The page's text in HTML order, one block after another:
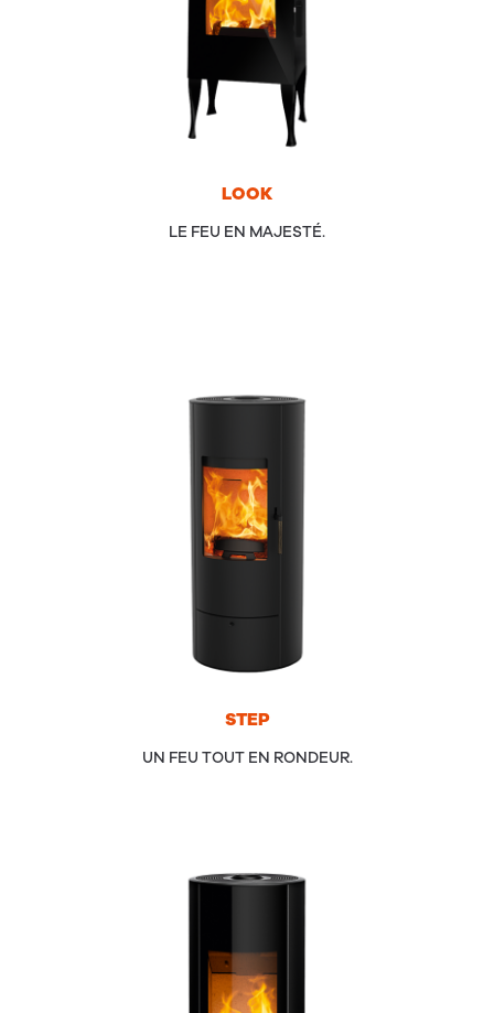
LOOK
LE FEU EN MAJESTÉ.
STEP
UN FEU TOUT EN RONDEUR.